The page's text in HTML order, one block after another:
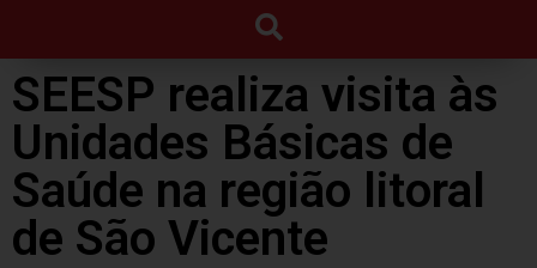
SEESP realiza visita às
Unidades Básicas de
Saúde na região litoral
de São Vicente